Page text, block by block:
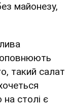
майонезу,
такий салат
столі є